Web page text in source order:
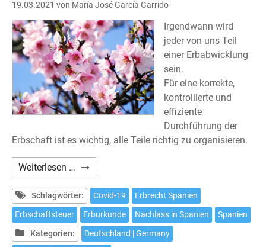
19.03.2021 von María José García Garrido
Irgendwann wird
jeder von uns Teil
einer Erbabwicklung
sein.
Für eine korrekte,
kontrollierte und
effiziente
Durchführung der
Erbschaft ist es wichtig, alle Teile richtig zu organisieren.
Weiterlesen … Abwicklungen
für
Erbschaften
in
Spanien
Schlagwörter: Covid-19
Erbrecht Spanien
Erbschaftsteuer
Erburkunde Nachlass in Spanien
Spanien
Kategorien:
Deutschland | Germany